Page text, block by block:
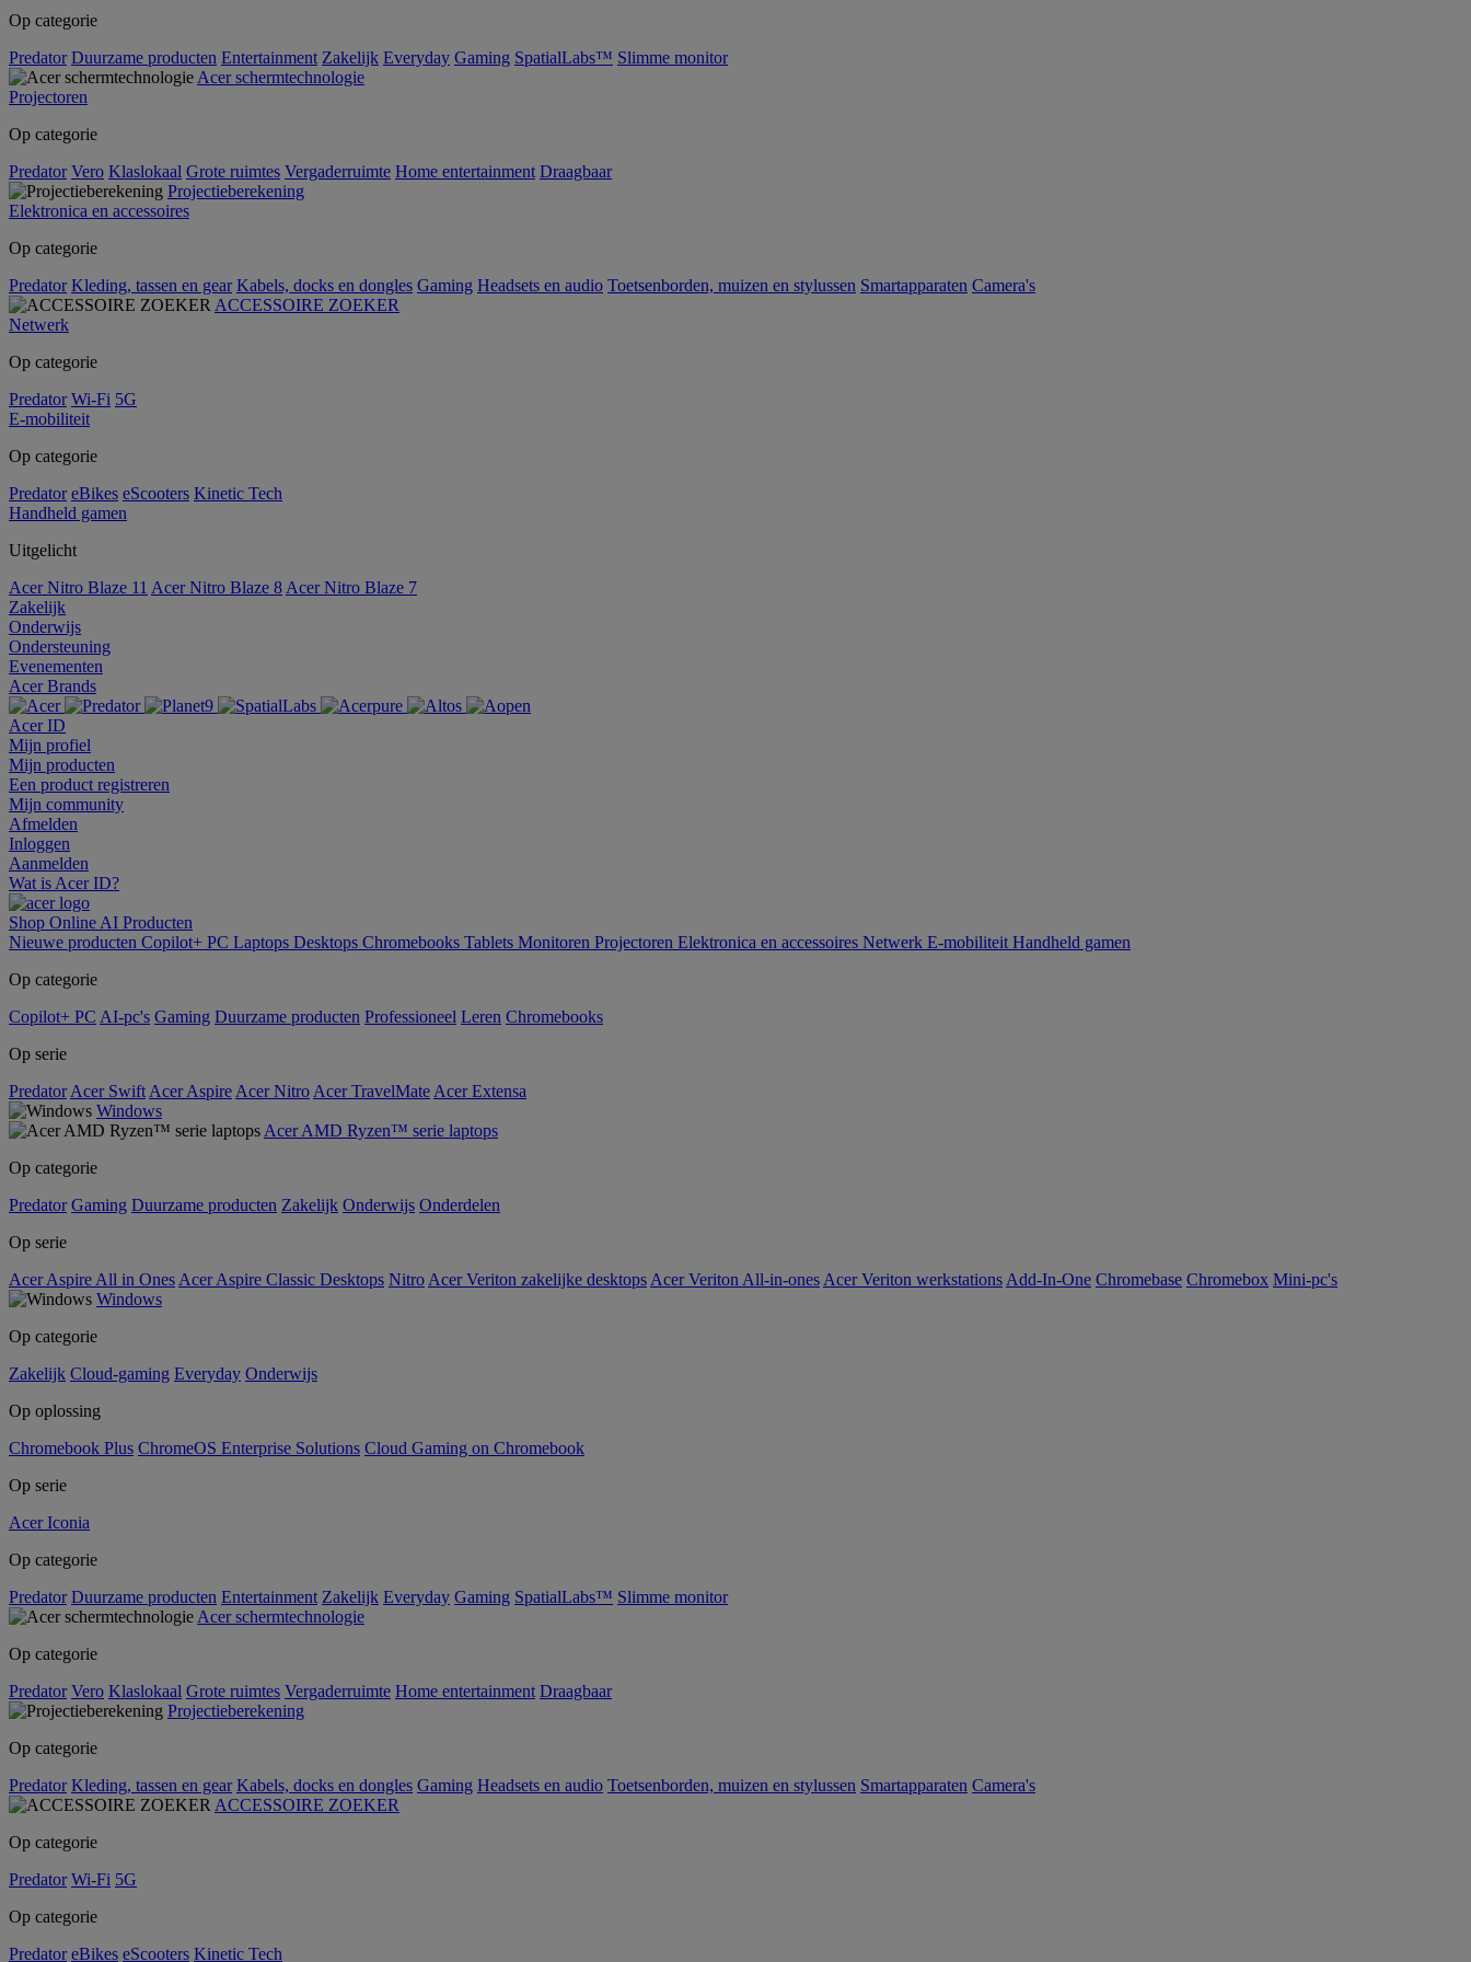
Op categorie
Predator Duurzame producten Entertainment Zakelijk Everyday Gaming SpatialLabs™ Slimme monitor
Acer schermtechnologie
Projectoren
Op categorie
Predator Vero Klaslokaal Grote ruimtes Vergaderruimte Home entertainment Draagbaar
Projectieberekening
Elektronica en accessoires
Op categorie
Predator Kleding, tassen en gear Kabels, docks en dongles Gaming Headsets en audio Toetsenborden, muizen en stylussen Smartapparaten Camera's
ACCESSOIRE ZOEKER
Netwerk
Op categorie
Predator Wi-Fi 5G
E-mobiliteit
Op categorie
Predator eBikes eScooters Kinetic Tech
Handheld gamen
Uitgelicht
Acer Nitro Blaze 11 Acer Nitro Blaze 8 Acer Nitro Blaze 7
Zakelijk
Onderwijs
Ondersteuning
Evenementen
Acer Brands
Acer ID
Mijn profiel
Mijn producten
Een product registreren
Mijn community
Afmelden
Inloggen
Aanmelden
Wat is Acer ID?
Shop Online AI Producten
Nieuwe producten Copilot+ PC Laptops Desktops Chromebooks Tablets Monitoren Projectoren Elektronica en accessoires Netwerk E-mobiliteit Handheld gamen
Op categorie
Copilot+ PC AI-pc's Gaming Duurzame producten Professioneel Leren Chromebooks
Op serie
Predator Acer Swift Acer Aspire Acer Nitro Acer TravelMate Acer Extensa
Windows
Acer AMD Ryzen™ serie laptops
Op categorie
Predator Gaming Duurzame producten Zakelijk Onderwijs Onderdelen
Op serie
Acer Aspire All in Ones Acer Aspire Classic Desktops Nitro Acer Veriton zakelijke desktops Acer Veriton All-in-ones Acer Veriton werkstations Add-In-One Chromebase Chromebox Mini-pc's
Windows
Op categorie
Zakelijk Cloud-gaming Everyday Onderwijs
Op oplossing
Chromebook Plus ChromeOS Enterprise Solutions Cloud Gaming on Chromebook
Op serie
Acer Iconia
Op categorie
Predator Duurzame producten Entertainment Zakelijk Everyday Gaming SpatialLabs™ Slimme monitor
Acer schermtechnologie
Op categorie
Predator Vero Klaslokaal Grote ruimtes Vergaderruimte Home entertainment Draagbaar
Projectieberekening
Op categorie
Predator Kleding, tassen en gear Kabels, docks en dongles Gaming Headsets en audio Toetsenborden, muizen en stylussen Smartapparaten Camera's
ACCESSOIRE ZOEKER
Op categorie
Predator Wi-Fi 5G
Op categorie
Predator eBikes eScooters Kinetic Tech